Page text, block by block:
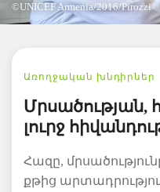
©UNICEF Armenia/2016/Pirozzi
Առողջական խնդիրներ
Մրսածության,
լուրջ
Հազը,
քթից